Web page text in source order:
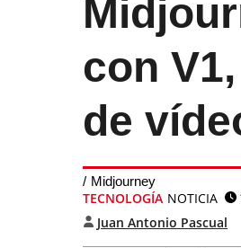
con
de
Midjourney
TECNOLOGÍA NOTICIA
Juan Antonio Pascual